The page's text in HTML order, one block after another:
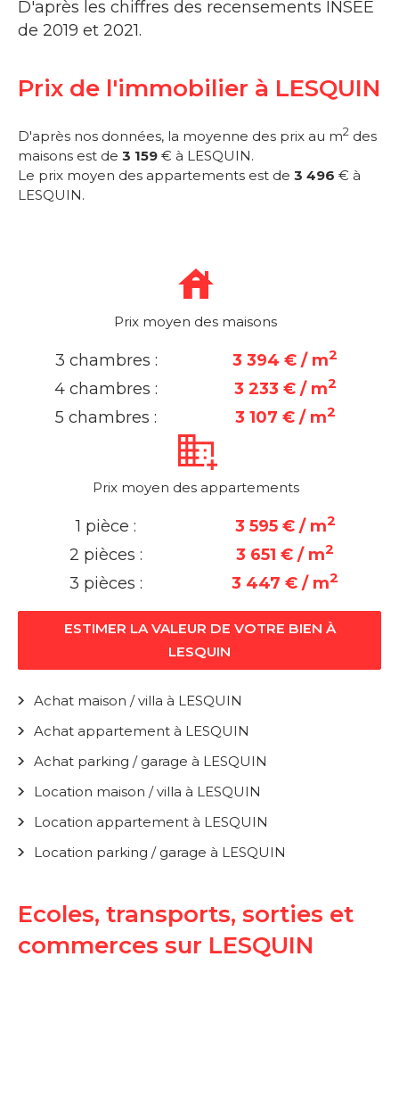
D'après les chiffres des recensements INSEE
de 2019 et 2021.
Prix de l'immobilier à LESQUIN
D'après nos données, la moyenne des prix au m2 des
maisons est de 3 159 € à LESQUIN.
Le prix moyen des appartements est de 3 496 € à
LESQUIN.
Prix moyen des maisons
3 chambres : 3 394 € / m2
4 chambres : 3 233 € / m2
5 chambres : 3 107 € / m2
Prix moyen des appartements
1 pièce : 3 595 € / m2
2 pièces : 3 651 € / m2
3 pièces : 3 447 € / m2
ESTIMER LA VALEUR DE VOTRE BIEN À
LESQUIN
Achat maison / villa à LESQUIN
Achat appartement à LESQUIN
Achat parking / garage à LESQUIN
Location maison / villa à LESQUIN
Location appartement à LESQUIN
Location parking / garage à LESQUIN
Ecoles, transports, sorties et
commerces sur LESQUIN